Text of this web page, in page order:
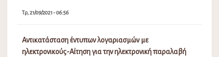
Τρ, 21/09/2021 - 06:56
Αντικατάσταση έντυπων λογαριασμών με
ηλεκτρονικούς-Αίτηση για την ηλεκτρονική παραλαβή